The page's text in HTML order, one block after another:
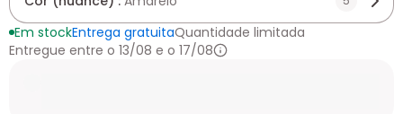
Em stockEntrega gratuitaQuantidade limitada
Entregue entre o 13/08 e o 17/08